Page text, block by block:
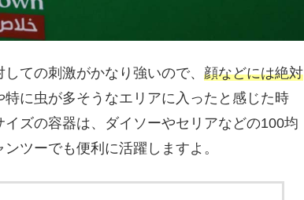
ての刺激がかなり強いので、 顔などには絶対
特に虫が多そうなエリアに入ったと感じた時
ズの容器は、ダイソーやセリアなどの100均
ツーでも便利に活躍しますよ。